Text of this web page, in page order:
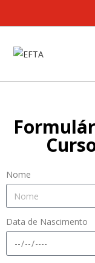
Nome
Data de Nascimento